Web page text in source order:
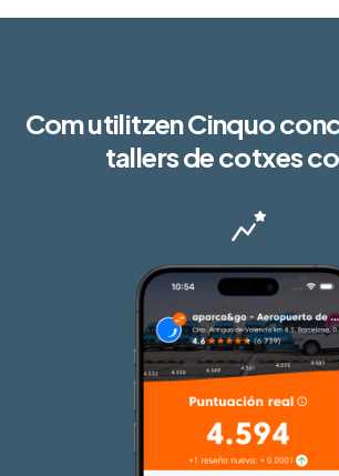
Com utilitzen Cinquo
tallers de cotxes